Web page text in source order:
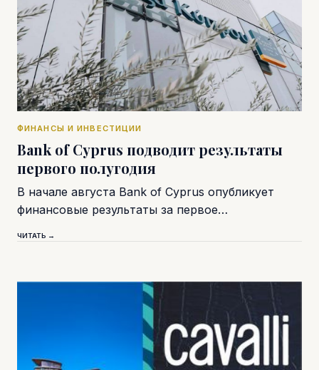
ФИНАНСЫ И ИНВЕСТИЦИИ
Bank of Cyprus подводит результаты
первого полугодия
В начале августа Bank of Cyprus опубликует
финансовые результаты за первое…
ЧИТАТЬ →